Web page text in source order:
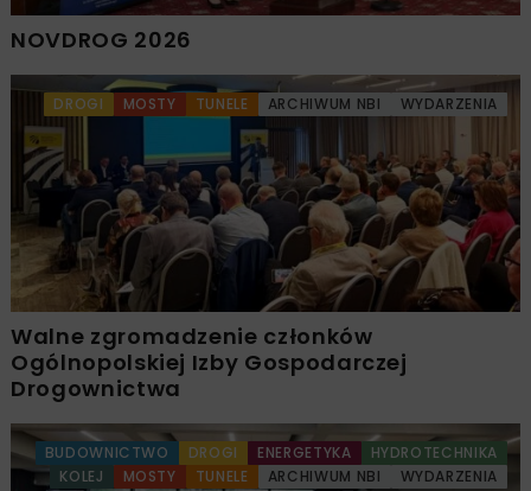
NOVDROG 2026
DROGI MOSTY TUNELE ARCHIWUM NBI WYDARZENIA
Walne zgromadzenie członków
Ogólnopolskiej Izby Gospodarczej
Drogownictwa
BUDOWNICTWO DROGI ENERGETYKA
HYDROTECHNIKA
KOLEJ
MOSTY TUNELE ARCHIWUM NBI WYDARZENIA